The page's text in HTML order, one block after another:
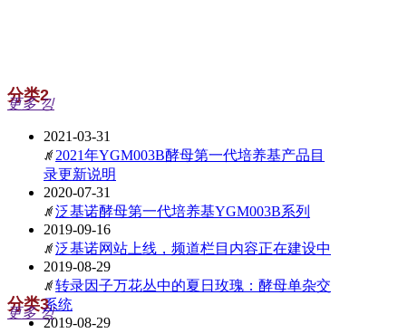
分类2
更多 낑
2021-03-31
ꄅ 2021年YGM003B酵母第一代培养基产品目
录更新说明
2020-07-31
ꄅ 泛基诺酵母第一代培养基YGM003B系列
2019-09-16
ꄅ 泛基诺网站上线，频道栏目内容正在建设中
2019-08-29
ꄅ 转录因子万花丛中的夏日玫瑰：酵母单杂交
系统
2019-08-29
分类3
更多 낑